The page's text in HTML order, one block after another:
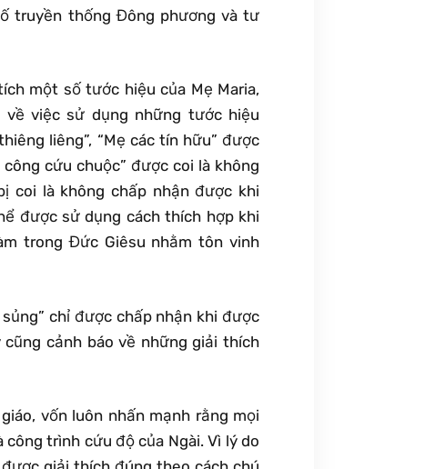
truyền thống Đông phương và tư
một số tước hiệu của Mẹ Maria,
việc sử dụng những tước hiệu
liêng”, “Mẹ các tín hữu” được
cứu chuộc” được coi là không
coi là không chấp nhận được khi
được sử dụng cách thích hợp khi
trong Đức Giêsu nhằm tôn vinh
chỉ được chấp nhận khi được
cảnh báo về những giải thích
vốn luôn nhấn mạnh rằng mọi
trình cứu độ của Ngài. Vì lý do